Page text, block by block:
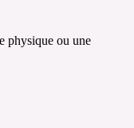
physique ou une